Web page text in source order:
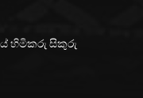
හිමිකරු සිකුරු